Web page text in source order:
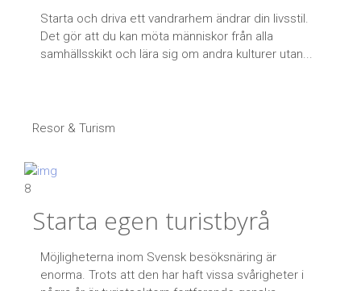
Starta och driva ett vandrarhem ändrar din livsstil.
Det gör att du kan möta människor från alla
samhällsskikt och lära sig om andra kulturer utan...
Resor & Turism
8
Starta egen turistbyrå
Möjligheterna inom Svensk besöksnäring är
enorma. Trots att den har haft vissa svårigheter i